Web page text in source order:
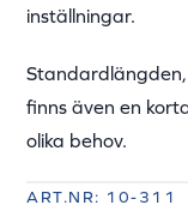
inställningar.
finns även en
olika behov.
ART.NR: 10-311